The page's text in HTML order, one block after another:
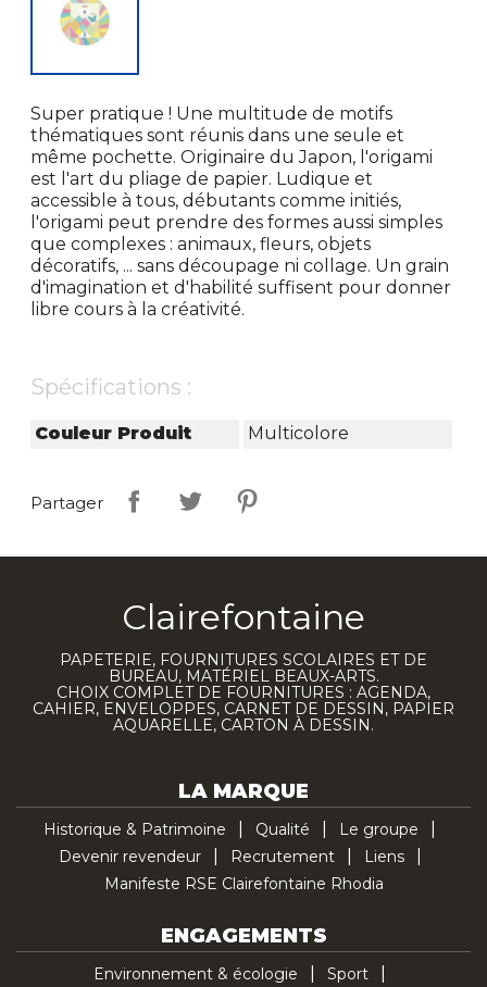
Super pratique ! Une multitude de motifs
thématiques sont réunis dans une seule et
même pochette. Originaire du Japon, l'origami
est l'art du pliage de papier. Ludique et
accessible à tous, débutants comme initiés,
l'origami peut prendre des formes aussi simples
que complexes : animaux, fleurs, objets
décoratifs, ... sans découpage ni collage. Un grain
d'imagination et d'habilité suffisent pour donner
libre cours à la créativité.
Spécifications :
Couleur Produit Multicolore
Partager
Clairefontaine
PAPETERIE, FOURNITURES SCOLAIRES ET DE
BUREAU, MATÉRIEL BEAUX-ARTS.
CHOIX COMPLET DE FOURNITURES : AGENDA,
CAHIER, ENVELOPPES, CARNET DE DESSIN, PAPIER
AQUARELLE, CARTON À DESSIN.
LA MARQUE
Historique & Patrimoine Qualité
Le groupe
Devenir revendeur
Recrutement
Liens
Manifeste RSE Clairefontaine Rhodia
ENGAGEMENTS
Environnement & écologie
Sport